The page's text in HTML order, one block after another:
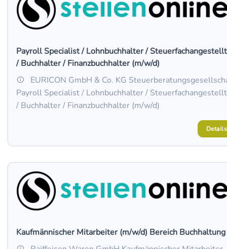
Payroll Specialist / Lohnbuchhalter /
/ Buchhalter / Finanzbuchhalter (m/w/d)
EURICON GmbH & Co. KG
Payroll Specialist / Lohnbuchhalter /
/ Buchhalter / Finanzbuchhalter (m/w/d)
Details
Kaufmännischer Mitarbeiter (m/w/d) Bereich Buchhaltung